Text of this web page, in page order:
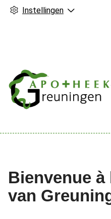
Instellingen
Bienvenue
van